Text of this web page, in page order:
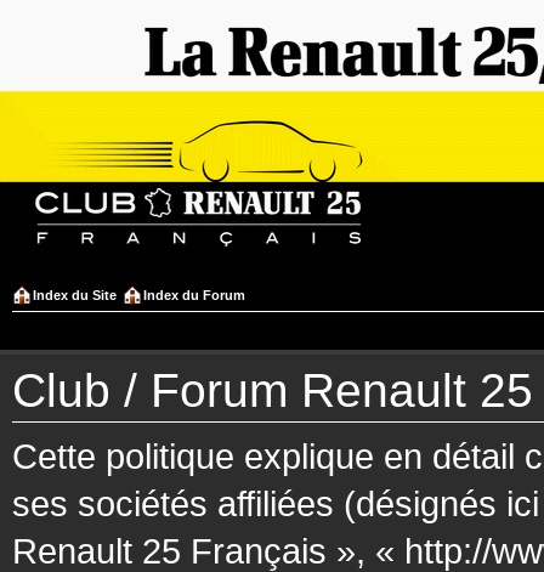
Index du Site Index du Forum
Club / Forum Renault
Cette politique explique en détail
ses sociétés affiliées (désignés
Renault 25 Français », « http://